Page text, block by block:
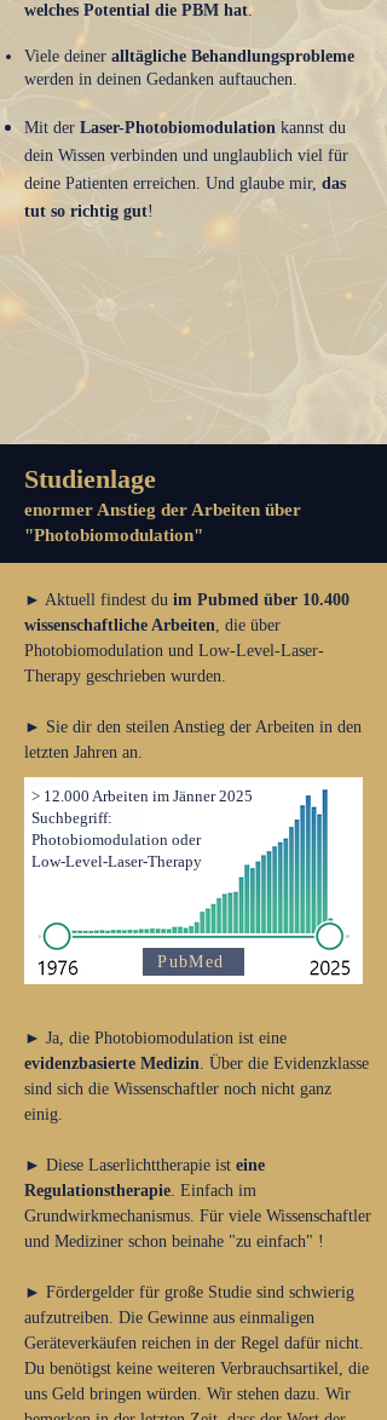
welches Potential die PBM hat.
Viele deiner alltägliche Behandlungsprobleme
werden in deinen Gedanken auftauchen.
Mit der Laser-Photobiomodulation kannst du
dein Wissen verbinden und unglaublich viel für
deine Patienten erreichen. Und glaube mir, das
tut so richtig gut!
Studienlage
enormer Anstieg der Arbeiten über
"Photobiomodulation"
► Aktuell findest du im Pubmed über 10.400
wissenschaftliche Arbeiten, die über
Photobiomodulation und Low-Level-Laser-
Therapy geschrieben wurden.
► Sie dir den steilen Anstieg der Arbeiten in den
letzten Jahren an.
> 12.000 Arbeiten im Jänner 2025
Suchbegriff:
Photobiomodulation oder
Low-Level-Laser-Therapy
PubMed
► Ja, die Photobiomodulation ist eine
evidenzbasierte Medizin. Über die Evidenzklasse
sind sich die Wissenschaftler noch nicht ganz
einig.
► Diese Laserlichttherapie ist eine
Regulationstherapie. Einfach im
Grundwirkmechanismus. Für viele Wissenschaftler
und Mediziner schon beinahe "zu einfach" !
► Fördergelder für große Studie sind schwierig
aufzutreiben. Die Gewinne aus einmaligen
Geräteverkäufen reichen in der Regel dafür nicht.
Du benötigst keine weiteren Verbrauchsartikel, die
uns Geld bringen würden. Wir stehen dazu. Wir